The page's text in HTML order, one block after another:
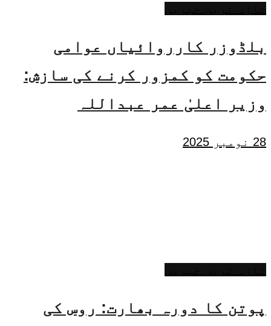
بلڈوزر کارروائیاں عوامی
حکومت کو کمزور کرنے کی سازش:
وزیر اعلیٰ عمر عبداللہ
28 نومبر 2025
پوتن کا دورہ بھارت: روس کی